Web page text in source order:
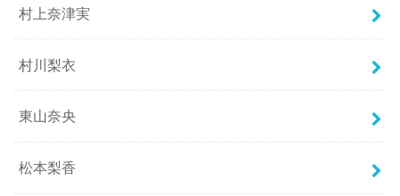
村上奈津実
村川梨衣
東山奈央
松本梨香